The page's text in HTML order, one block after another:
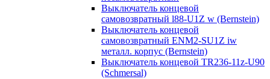
Выключатель концевой
самовозвратный l88-U1Z w (Bernstein)
Выключатель концевой
самовозвратный ENM2-SU1Z iw
металл. корпус (Bernstein)
Выключатель концевой TR236-11z-U90
(Schmersal)